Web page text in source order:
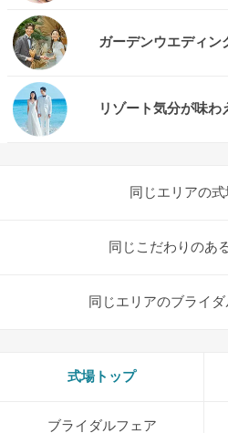
ガーデンウエディン
リゾート気分が味わ
同じエリアの
同じこだわりのあ
同じエリアのブライ
式場トップ
ブライダルフェア